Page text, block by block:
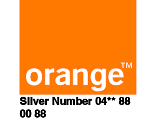
Silver Number 04** 88
00 88